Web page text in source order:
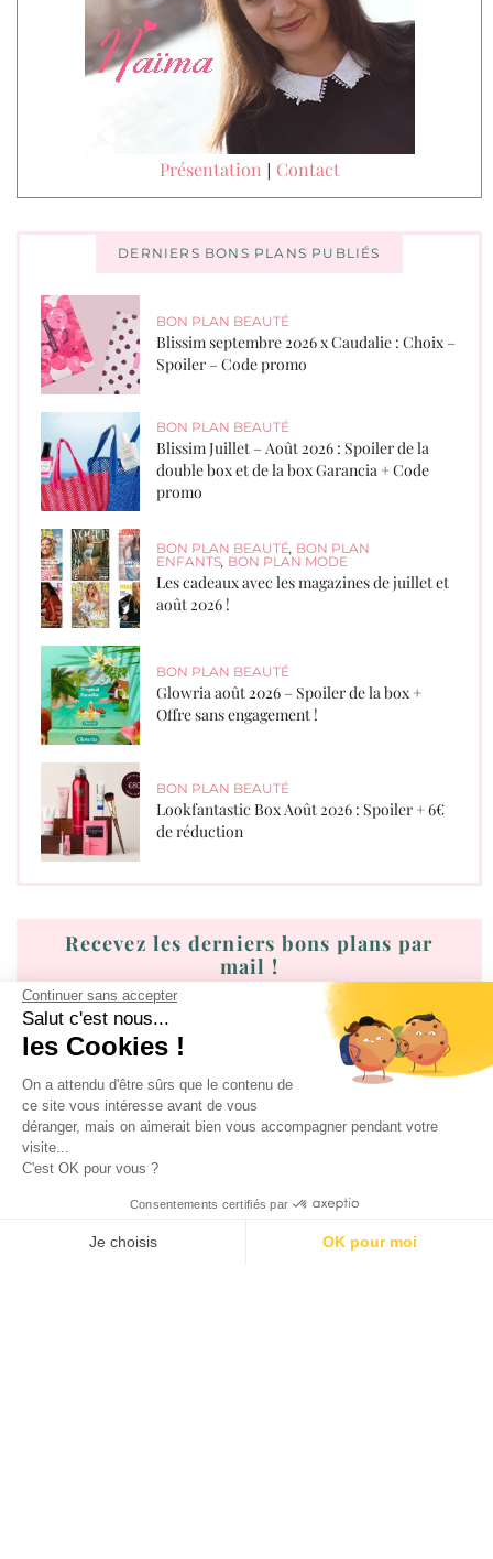
Continuer sans accepter
Salut c'est nous...
les Cookies !
On a attendu d'être sûrs que le contenu de
ce site vous intéresse avant de vous
déranger, mais on aimerait bien vous accompagner pendant votre
visite...
C'est OK pour vous ?
Consentements certifiés par
Je choisis OK pour moi
Présentation | Contact
DERNIERS BONS PLANS PUBLIÉS
BON PLAN BEAUTÉ
Blissim septembre 2026 x Caudalie : Choix –
Spoiler – Code promo
BON PLAN BEAUTÉ
Blissim Juillet – Août 2026 : Spoiler de la
double box et de la box Garancia + Code
promo
BON PLAN BEAUTÉ BON PLAN
ENFANTS BON PLAN MODE
Les cadeaux avec les magazines de juillet et
août 2026 !
BON PLAN BEAUTÉ
Glowria août 2026 – Spoiler de la box +
Offre sans engagement !
BON PLAN BEAUTÉ
Lookfantastic Box Août 2026 : Spoiler + 6€
de réduction
Recevez les derniers bons plans par
mail !
J'accepte les
SÉLECTION DE BONS PLANS